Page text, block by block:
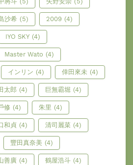
沙希 (5) 2009 (4)
IYO SKY (4)
Master Wato (4)
インリン (4) 倖田來未 (4)
太郎 (4) 巨無霸堀 (4)
修 (4) 朱里 (4)
和貞 (4) 清司麗菜 (4)
豐田真奈美 (4)
善廣 (4) 鶴屋浩斗 (4)